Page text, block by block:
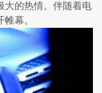
大的热情。伴随着电
幕。